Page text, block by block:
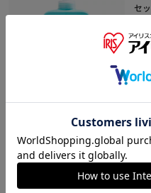
セ
70
P
ッ
18